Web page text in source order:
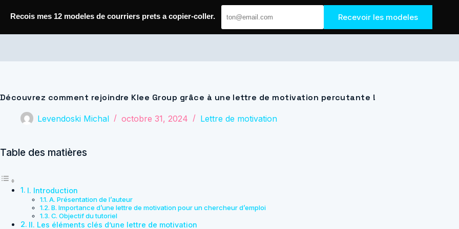
Découvrez comment rejoindre Klee Group grâce à une lettre de motivation percutante !
Levendoski Michal octobre 31, 2024 Lettre de motivation
Table des matières
I. Introduction
A. Présentation de l’auteur
B. Importance d’une lettre de motivation pour un chercheur d’emploi
C. Objectif du tutoriel
II. Les éléments clés d’une lettre de motivation
Recois mes 12 modeles de courriers prets a copier-coller. Recevoir les modeles